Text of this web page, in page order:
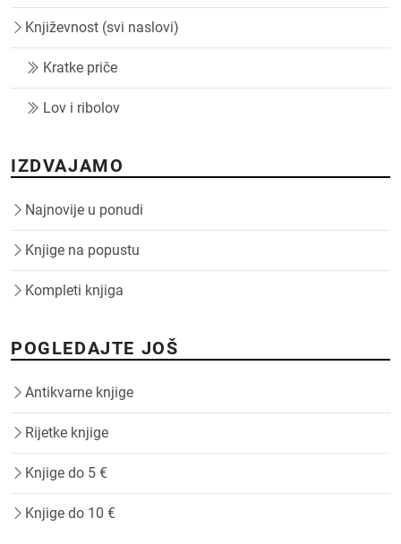
Književnost (svi naslovi)
Kratke priče
Lov i ribolov
IZDVAJAMO
Najnovije u ponudi
Knjige na popustu
Kompleti knjiga
POGLEDAJTE JOŠ
Antikvarne knjige
Rijetke knjige
Knjige do 5 €
Knjige do 10 €